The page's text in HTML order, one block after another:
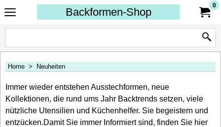
Backformen-Shop
0
Home > Neuheiten
Immer wieder entstehen Ausstechformen, neue
Kollektionen, die rund ums Jahr Backtrends setzen, viele
nützliche Utensilien und Küchenhelfer. Sie begeistern und
entzücken.Damit Sie immer Informiert sind, finden Sie hier